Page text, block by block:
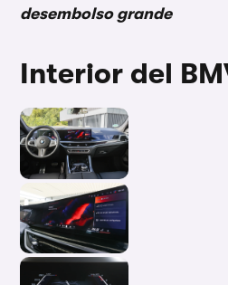
desembolso grande
Interior del